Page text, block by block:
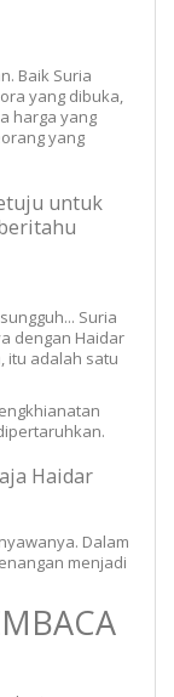
Baik Suria
yang dibuka,
harga yang
yang
untuk
Suria
dengan Haidar
itu adalah satu
Haidar
Dalam
menjadi